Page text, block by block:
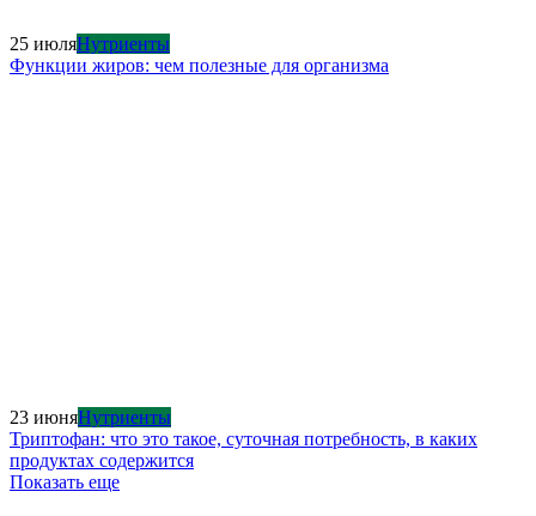
25 июляНутриенты
Функции жиров: чем полезные для организма
23 июняНутриенты
Триптофан: что это такое, суточная потребность, в каких
продуктах содержится
Показать еще